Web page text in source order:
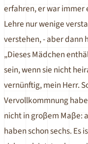
erfahren, er war
Lehre nur wenige
verstehen, - aber dann
„Dieses Mädchen
sein, wenn sie nicht
vernünftig, mein Herr.
Vervollkommnung
nicht in groβem Maβe:
haben schon sechs. Es